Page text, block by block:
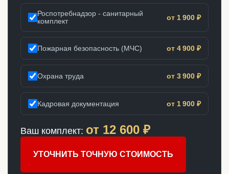
Роспотребнадзор - санитарный
комплект
от 1 900 ₽
Пожарная безопасность (МЧС) от 4 900 ₽
Охрана труда от 3 900 ₽
Кадровая документация от 1 900 ₽
Ваш комплект: от 12 600 ₽
УТОЧНИТЬ ТОЧНУЮ СТОИМОСТЬ